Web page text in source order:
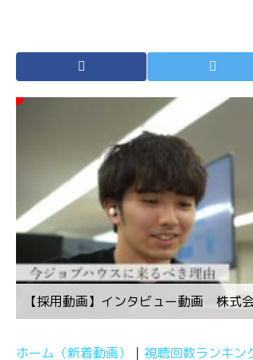
【採用動画】インタビュー動画 株式
ホーム（新着動画） 視聴回数ランキン